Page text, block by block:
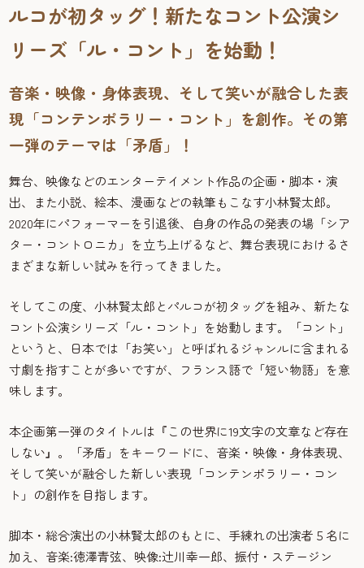
ルコが初タッグ！新たなコント公演シ
リーズ「ル・コント」を始動！
音楽・映像・身体表現、そして笑いが融合した表
現「コンテンポラリー・コント」を創作。その第
一弾のテーマは「矛盾」！
舞台、映像などのエンターテイメント作品の企画・脚本・演
出、また小説、絵本、漫画などの執筆もこなす小林賢太郎。
2020年にパフォーマーを引退後、自身の作品の発表の場「シア
ター・コントロニカ」を立ち上げるなど、舞台表現におけるさ
まざまな新しい試みを行ってきました。
そしてこの度、小林賢太郎とパルコが初タッグを組み、新たな
コント公演シリーズ「ル・コント」を始動します。「コント」
というと、日本では「お笑い」と呼ばれるジャンルに含まれる
寸劇を指すことが多いですが、フランス語で「短い物語」を意
味します。
本企画第一弾のタイトルは『この世界に19文字の文章など存在
しない』。「矛盾」をキーワードに、音楽・映像・身体表現、
そして笑いが融合した新しい表現「コンテンポラリー・コン
ト」の創作を目指します。
脚本・総合演出の小林賢太郎のもとに、手練れの出演者５名に
加え、音楽:徳澤青弦、映像:辻川幸一郎、振付・ステージン